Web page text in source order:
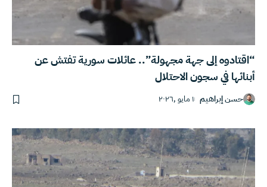
“اقتادوه إلى جهة مجهولة”.. عائلات سورية تفتش عن
أبنائها في سجون الاحتلال
حسن إبراهيم ١ مايو ,٢٠٢٦